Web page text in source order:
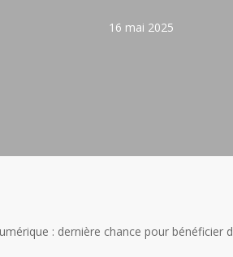
16 mai 2025
: dernière chance pour bénéficier